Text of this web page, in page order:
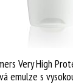
Very High
emulze s